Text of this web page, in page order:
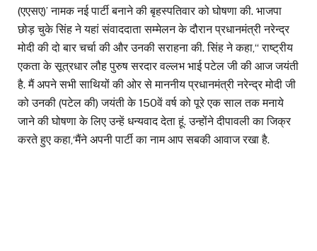
(एएसए)’ नामक नई पार्टी बनाने की बृहस्पतिवार को घोषणा की. भाजपा
छोड़ चुके सिंह ने यहां संवाददाता सम्मेलन के दौरान प्रधानमंत्री नरेन्द्र
मोदी की दो बार चर्चा की और उनकी सराहना की. सिंह ने कहा,‘‘ राष्ट्रीय
एकता के सूत्रधार लौह पुरुष सरदार वल्लभ भाई पटेल जी की आज जयंती
है. मैं अपने सभी साथियों की ओर से माननीय प्रधानमंत्री नरेन्द्र मोदी जी
को उनकी (पटेल की) जयंती के 150वें वर्ष को पूरे एक साल तक मनाये
जाने की घोषणा के लिए उन्हें धन्यवाद देता हूं. उन्होंने दीपावली का जिक्र
करते हुए कहा,‘मैंने अपनी पार्टी का नाम आप सबकी आवाज रखा है.